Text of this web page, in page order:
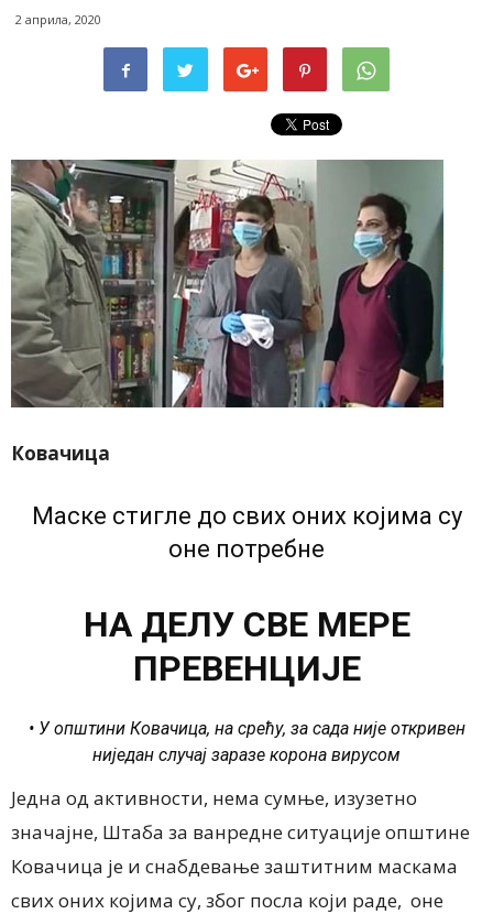
2 априла, 2020
Ковачица
Маске стигле до свих оних којима су
оне потребне
НА ДЕЛУ СВЕ МЕРЕ
ПРЕВЕНЦИЈЕ
• У општини Ковачица, на срећу, за сада није откривен
ниједан случај заразе корона вирусом
Једна од активности, нема сумње, изузетно
значајне, Штаба за ванредне ситуације општине
Ковачица је и снабдевање заштитним маскама
свих оних којима су, због посла који раде, оне